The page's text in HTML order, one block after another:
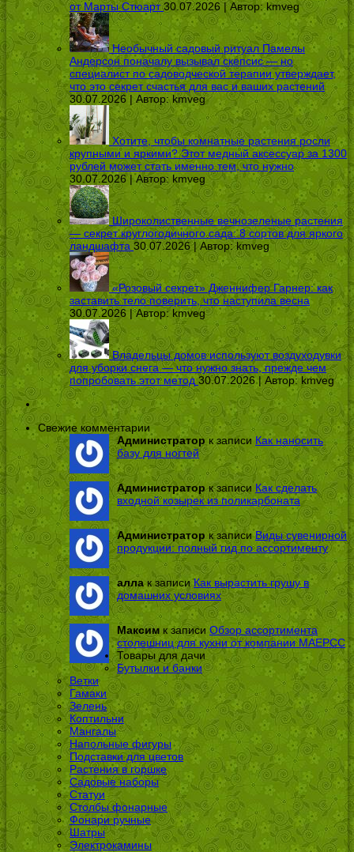
от Марты Стюарт 30.07.2026 | Автор:kmveg
Необычный садовый ритуал Памелы
Андерсон поначалу вызывал скепсис — но
специалист по садоводческой терапии утверждает,
что это секрет счастья для вас и ваших растений
30.07.2026 | Автор: kmveg
Хотите, чтобы комнатные растения росли
крупными и яркими? Этот медный аксессуар за 1300
рублей может стать именно тем, что нужно
30.07.2026 | Автор: kmveg
Широколиственные вечнозеленые растения
— секрет круглогодичного сада: 8 сортов для яркого
ландшафта 30.07.2026 | Автор:kmveg
«Розовый секрет» Дженнифер Гарнер: как
заставить тело поверить, что наступила весна
30.07.2026 | Автор: kmveg
Владельцы домов используют воздуходувки
для уборки снега — что нужно знать, прежде чем
попробовать этот метод 30.07.2026 | Автор:kmveg
Свежие комментарии
Администраторк записи Как наносить
базу для ногтей
Администраторк записи Как сделать
входной козырек из поликарбоната
Администратор к записиВиды сувенирной
продукции: полный гид по ассортименту
алла к записиКак вырастить грушу в
домашних условиях
Максим к записиОбзор ассортимента
столешниц для кухни от компании МАЕРСС
Товары для дачи
Бутылки и банки
Ветки
Гамаки
Зелень
Коптильни
Мангалы
Напольные фигуры
Подставки для цветов
Растения в горшке
Садовые наборы
Статуи
Столбы фонарные
Фонари ручные
Шатры
Электрокамины